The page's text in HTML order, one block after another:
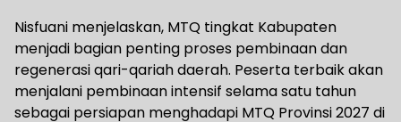
Nisfuani menjelaskan, MTQ tingkat Kabupaten
menjadi bagian penting proses pembinaan dan
regenerasi qari-qariah daerah. Peserta terbaik akan
menjalani pembinaan intensif selama satu tahun
sebagai persiapan menghadapi MTQ Provinsi 2027 di